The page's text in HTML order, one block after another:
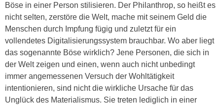
Böse in einer Person stilisieren. Der Philanthrop, so heißt es
nicht selten, zerstöre die Welt, mache mit seinem Geld die
Menschen durch Impfung fügig und zuletzt für ein
vollendetes Digitalisierungssystem brauchbar. Wo aber liegt
das sogenannte Böse wirklich? Jene Personen, die sich in
der Welt zeigen und einen, wenn auch nicht unbedingt
immer angemessenen Versuch der Wohltätigkeit
intentionieren, sind nicht die wirkliche Ursache für das
Unglück des Materialismus. Sie treten lediglich in einer